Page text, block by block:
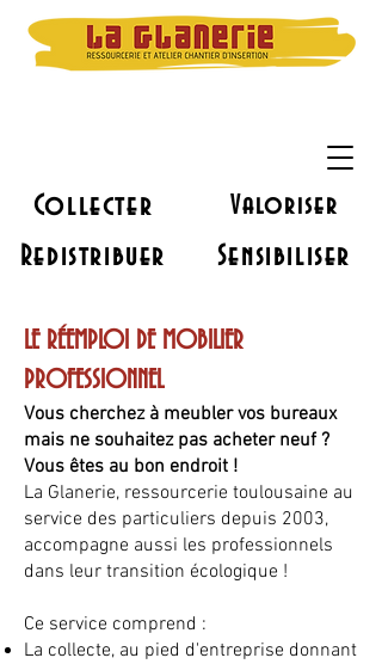
Collecter Valoriser
Redistribuer Sensibiliser
LE RÉEMPLOI DE MOBILIER
PROFESSIONNEL
Vous cherchez à meubler vos bureaux
mais ne souhaitez pas acheter neuf ?
Vous êtes au bon endroit !
La Glanerie, ressourcerie toulousaine au
service des particuliers depuis 2003,
accompagne aussi les professionnels
dans leur transition écologique !
Ce service comprend :
La collecte, au pied d'entreprise donnant